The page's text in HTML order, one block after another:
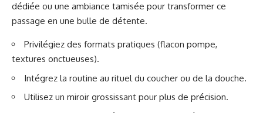
dédiée ou une ambiance tamisée pour transformer ce
passage en une bulle de détente.
Privilégiez des formats pratiques (flacon pompe,
textures onctueuses).
Intégrez la routine au rituel du coucher ou de la douche.
Utilisez un miroir grossissant pour plus de précision.